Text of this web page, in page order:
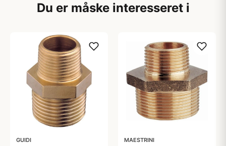
Du er måske interesseret i
GUIDI MAESTRINI